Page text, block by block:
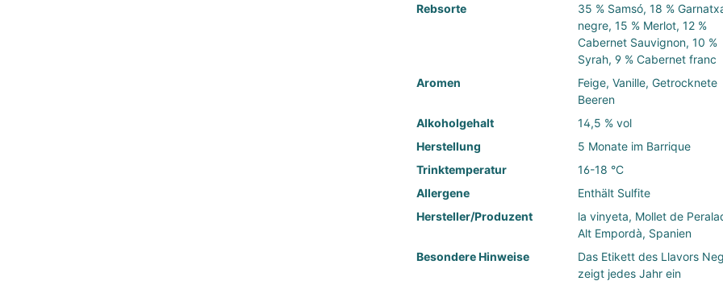
Rebsorte
35 % Samsó, 18 %
negre, 15 % Merlot, 12 %
Cabernet Sauvignon, 10 %
Syrah, 9 % Cabernet franc
Aromen
Feige, Vanille, Getrocknete
Beeren
Alkoholgehalt
14,5 % vol
Herstellung
5 Monate im Barrique
Trinktemperatur
16-18 °C
Allergene
Enthält Sulfite
Hersteller/Produzent
la vinyeta, Mollet de
Alt Empordà, Spanien
Besondere Hinweise
Das Etikett des Llavors
zeigt jedes Jahr ein